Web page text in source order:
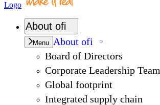
Logo
About ofi
Menu About ofi
Board of Directors
Corporate Leadership Team
Global footprint
Integrated supply chain